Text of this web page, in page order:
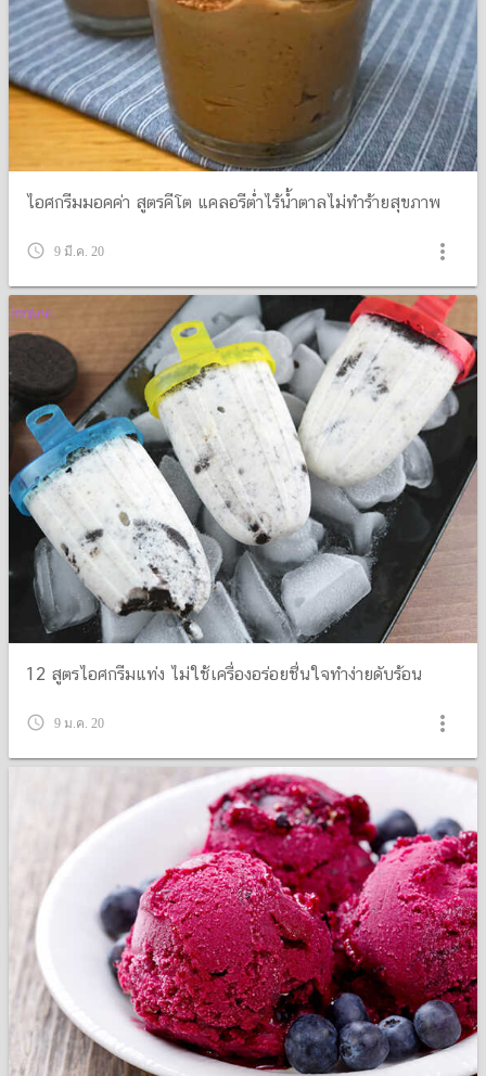
ไอศกรีมมอคค่า สูตรคีโต แคลอรีต่ำไร้น้ำตาลไม่ทำร้ายสุขภาพ
query_builder 9 มี.ค. 20 more_vert
12 สูตรไอศกรีมแท่ง ไม่ใช้เครื่องอร่อยชื่นใจทำง่ายดับร้อน
query_builder 9 ม.ค. 20 more_vert